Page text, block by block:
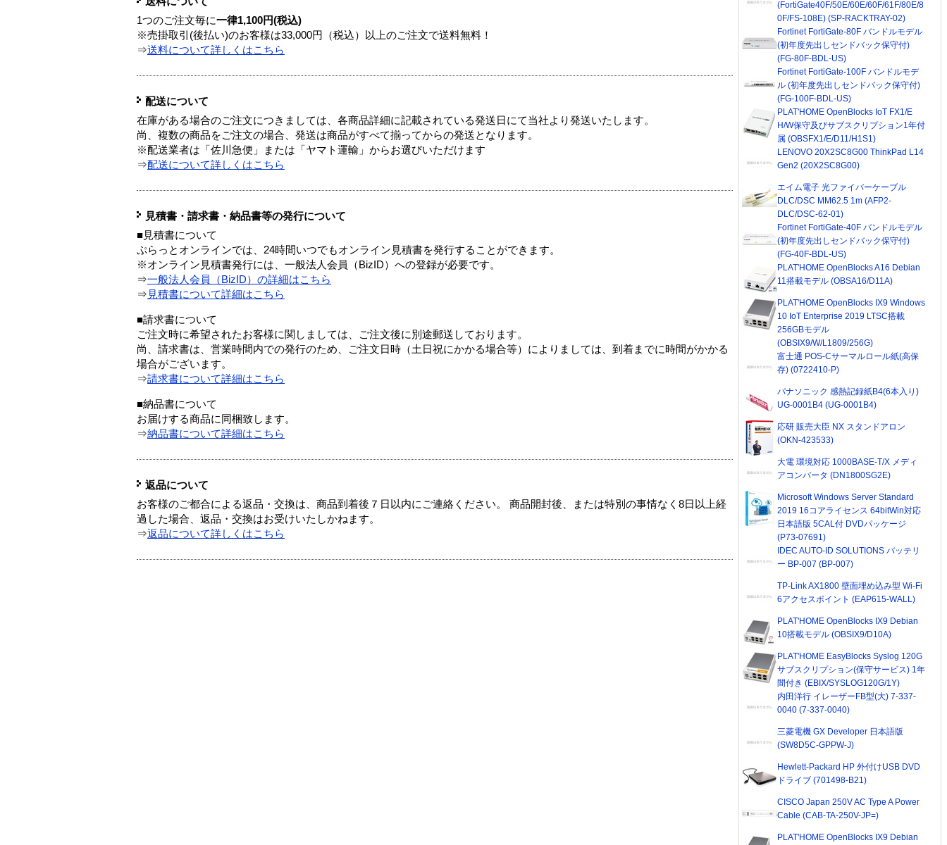
1つのご注文毎に一律1,100円(税込)
※売掛取引(後払い)のお客様は33,000円（税込）以上のご注文で送料無料！
⇒送料について詳しくはこちら
配送について
在庫がある場合のご注文につきましては、各商品詳細に記載されている発送日にて当社より発送いたします。
尚、複数の商品をご注文の場合、発送は商品がすべて揃ってからの発送となります。
※配送業者は「佐川急便」または「ヤマト運輸」からお選びいただけます
⇒配送について詳しくはこちら
見積書・請求書・納品書等の発行について
■見積書について
ぷらっとオンラインでは、24時間いつでもオンライン見積書を発行することができます。
※オンライン見積書発行には、一般法人会員（BizID）への登録が必要です。
⇒一般法人会員（BizID）の詳細はこちら
⇒ 見積書について詳細はこちら
■請求書について
ご注文時に希望されたお客様に関しましては、ご注文後に別途郵送しております。
尚、請求書は、営業時間内での発行のため、ご注文日時（土日祝にかかる場合等）によりましては、到着までに時間がかかる
場合がございます。
⇒請求書について詳細はこちら
■納品書について
お届けする商品に同梱致します。
⇒納品書について詳細はこちら
返品について
お客様のご都合による返品・交換は、商品到着後７日以内にご連絡ください。 商品開封後、または特別の事情なく8日以上経
過した場合、返品・交換はお受けいたしかねます。
⇒返品について詳しくはこちら
(FortiGate40F/50E/60E/60F/61F/80E/8
0F/FS-108E) (SP-RACKTRAY-02)
Fortinet FortiGate-80F バンドルモデル
(初年度先出しセンドバック保守付)
(FG-80F-BDL-US)
Fortinet FortiGate-100F バンドルモデ
ル (初年度先出しセンドバック保守付)
(FG-100F-BDL-US)
PLAT'HOME OpenBlocks IoT FX1/E
H/W保守及びサブスクリプション1年付
属 (OBSFX1/E/D11/H1S1)
LENOVO 20X2SC8G00 ThinkPad L14
Gen2 (20X2SC8G00)
エイム電子 光ファイバーケーブル
DLC/DSC MM62.5 1m (AFP2-
DLC/DSC-62-01)
Fortinet FortiGate-40F バンドルモデル
(初年度先出しセンドバック保守付)
(FG-40F-BDL-US)
PLAT'HOME OpenBlocks A16 Debian
11搭載モデル (OBSA16/D11A)
PLAT'HOME OpenBlocks IX9 Windows
10 IoT Enterprise 2019 LTSC搭載
256GBモデル
(OBSIX9/W/L1809/256G)
富士通 POS-Cサーマルロール紙(高保
存) (0722410-P)
パナソニック 感熱記録紙B4(6本入り)
UG-0001B4 (UG-0001B4)
応研 販売大臣 NX スタンドアロン
(OKN-423533)
大電 環境対応 1000BASE-T/X メディ
アコンバータ (DN1800SG2E)
Microsoft Windows Server Standard
2019 16コアライセンス 64bitWin対応
日本語版 5CAL付 DVDパッケージ
(P73-07691)
IDEC AUTO-ID SOLUTIONS バッテリ
ー BP-007 (BP-007)
TP-Link AX1800 壁面埋め込み型 Wi-Fi
6アクセスポイント (EAP615-WALL)
PLAT'HOME OpenBlocks IX9 Debian
10搭載モデル (OBSIX9/D10A)
PLAT'HOME EasyBlocks Syslog 120G
サブスクリプション(保守サービス) 1年
間付き (EBIX/SYSLOG120G/1Y)
内田洋行 イレーザーFB型(大) 7-337-
0040 (7-337-0040)
三菱電機 GX Developer 日本語版
(SW8D5C-GPPW-J)
Hewlett-Packard HP 外付けUSB DVD
ドライブ (701498-B21)
CISCO Japan 250V AC Type A Power
Cable (CAB-TA-250V-JP=)
PLAT'HOME OpenBlocks IX9 Debian